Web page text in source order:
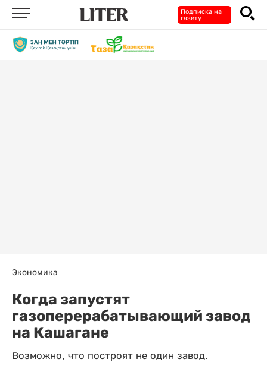
Подписка на
газету
Экономика
Когда запустят
газоперерабатывающий завод
на Кашагане
Возможно, что построят не один завод.